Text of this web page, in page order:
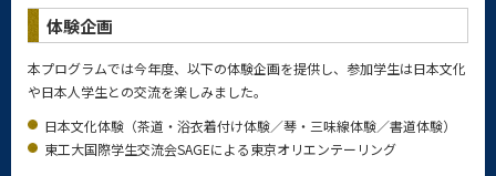
体験企画
本プログラムでは今年度、以下の体験企画を提供し、参加学生は日本文化
や日本人学生との交流を楽しみました。
日本文化体験（茶道・浴衣着付け体験／琴・三味線体験／書道体験）
東工大国際学生交流会SAGEによる東京オリエンテーリング